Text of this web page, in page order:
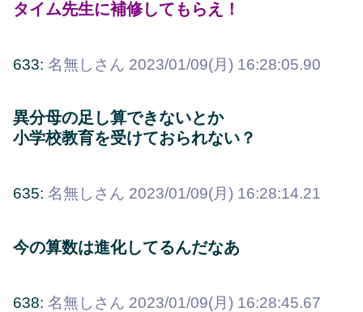
タイム先生に補修してもらえ！
633: 名無しさん 2023/01/09(月) 16:28:05.90
異分母の足し算できないとか
小学校教育を受けておられない？
635: 名無しさん 2023/01/09(月) 16:28:14.21
今の算数は進化してるんだなあ
638: 名無しさん 2023/01/09(月) 16:28:45.67